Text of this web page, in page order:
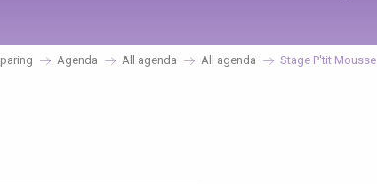
Agenda All agenda All agenda Stage P'tit Mousse